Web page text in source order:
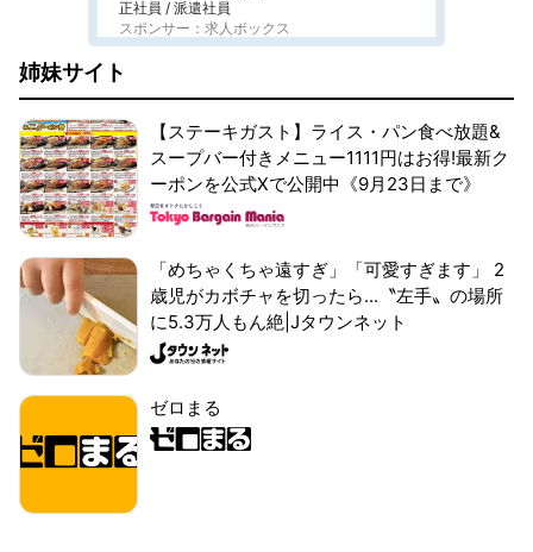
正社員 / 派遣社員
スポンサー：求人ボックス
姉妹サイト
【ステーキガスト】ライス・パン食べ放題&
スープバー付きメニュー1111円はお得!最新ク
ーポンを公式Xで公開中《9月23日まで》
「めちゃくちゃ遠すぎ」「可愛すぎます」 2
歳児がカボチャを切ったら...〝左手〟の場所
に5.3万人もん絶|Jタウンネット
ゼロまる